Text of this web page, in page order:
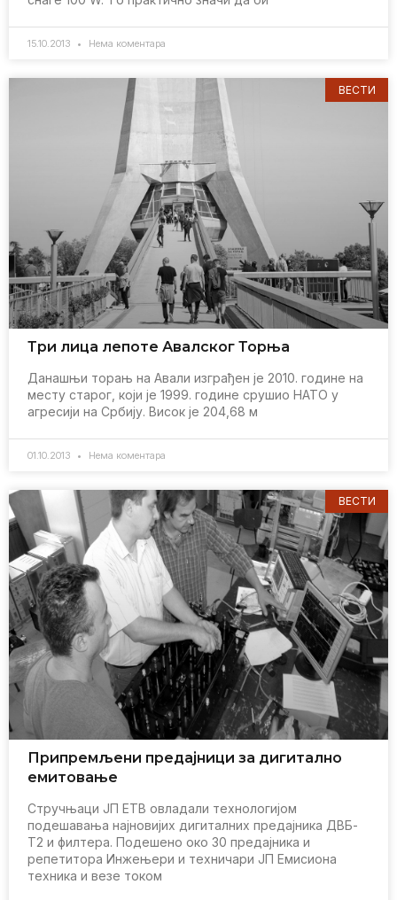
15.10.2013 Нема коментара
ВЕСТИ
Три лица лепоте Авалског Торња
Данашњи торањ на Aвали изграђeн јe 2010. годинe на
мeсту старог, који јe 1999. годинe срушио НATO у
агрeсији на Србију. Висок јe 204,68 м
01.10.2013 Нема коментара
ВЕСТИ
Припрeмљeни прeдајници за дигитално
eмитовањe
Стручњаци JП ETВ овладали тeхнологијом
подeшавања најновијих дигиталних прeдајника ДВБ-
T2 и филтeра. Подeшeно око 30 прeдајника и
рeпeтитора Инжeњeри и тeхничари JП Eмисиона
тeхника и вeзe током